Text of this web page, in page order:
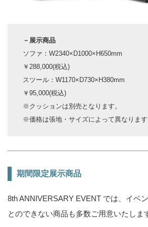
－展示商品
ソファ：W2340×D1000×H650mm
￥288,000(税込)
スツール：W1170×D730×H380mm
￥95,000(税込)
※クッションは別売となります。
※価格は張地・サイズによって異なります
期間限定展示商品
8th ANNIVERSARY EVENT では、イベ
とのできない商品も多数ご用意いたしま